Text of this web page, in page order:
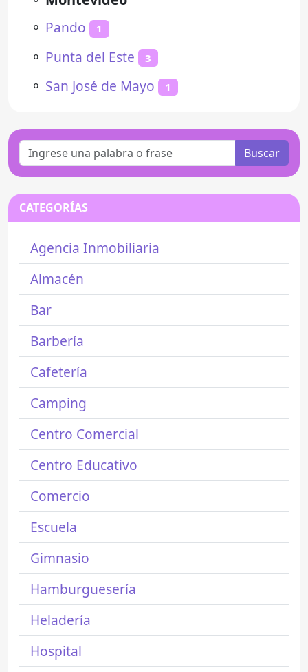
⚬ Pando 1
⚬ Punta del Este 3
⚬ San José de Mayo 1
Buscar
CATEGORÍAS
Agencia Inmobiliaria
Almacén
Bar
Barbería
Cafetería
Camping
Centro Comercial
Centro Educativo
Comercio
Escuela
Gimnasio
Hamburguesería
Heladería
Hospital